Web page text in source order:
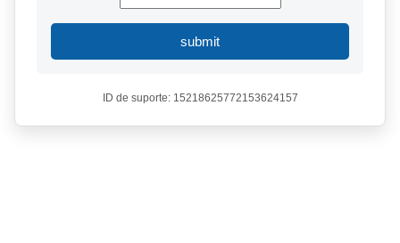
submit
ID de suporte: 15218625772153624157